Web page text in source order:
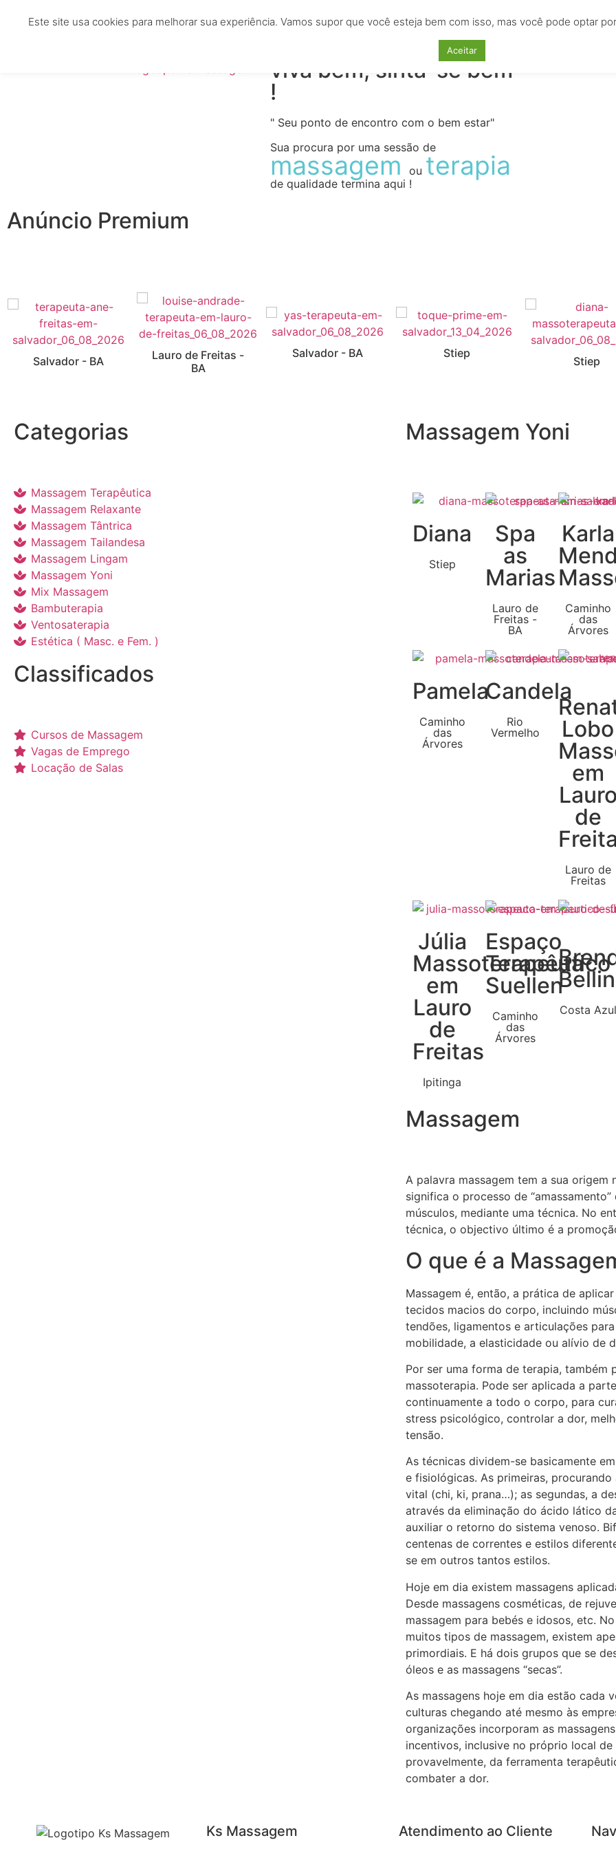
HOME TERAPEUTAS CLÍNICAS ESTÉTICAS EMPREGOS CURSOS LOCAÇÕES
viva bem, sinta-se bem
!
" Seu ponto de encontro com o bem estar"
Sua procura por uma sessão de
massagem ou terapia
de qualidade termina aqui !
Anúncio Premium
Salvador - BA
Lauro de Freitas -
BA
Salvador - BA Stiep
Stiep
Categorias
Massagem Terapêutica
Massagem Relaxante
Massagem Tântrica
Massagem Tailandesa
Massagem Lingam
Massagem Yoni
Mix Massagem
Bambuterapia
Ventosaterapia
Estética ( Masc. e Fem. )
Classificados
Cursos de Massagem
Vagas de Emprego
Locação de Salas
Massagem Yoni
Diana
Stiep
Spa
as
Marias
Lauro de
Freitas -
BA
Karla
Caminho
das
Árvores
Pamela
Caminho
das
Árvores
Candela
Rio
Vermelho
Lobo
em
Lauro
de
Lauro de
Freitas
Júlia
Massoterapeuta
em
Lauro
de
Freitas
Ipitinga
Espaço
Terapêutico
Suellen
Caminho
das
Árvores
Costa Azul
Massagem
A palavra massagem tem a sua origem
significa o processo de
músculos, mediante uma técnica. No
técnica, o objectivo último é a
O que é a
Massagem é, então, a prática de
tecidos macios do corpo, incluindo
tendões, ligamentos e articulações
mobilidade, a elasticidade ou alívio de
Por ser uma forma de terapia, também
massoterapia. Pode ser aplicada a
continuamente a todo o corpo, para
stress psicológico, controlar a dor,
tensão.
As técnicas dividem-se basicamente
e fisiológicas. As primeiras,
vital (chi, ki, prana…); as segundas, a
através da eliminação do ácido lático
auxiliar o retorno do sistema venoso.
centenas de correntes e estilos
se em outros tantos estilos.
Hoje em dia existem massagens
Desde massagens cosméticas, de
massagem para bebés e idosos, etc.
muitos tipos de massagem, existem
primordiais. E há dois grupos que se
óleos e as massagens “secas”.
As massagens hoje em dia estão cada
culturas chegando até mesmo às
organizações incorporam as
incentivos, inclusive no próprio local de
provavelmente, da ferramenta
combater a dor.
Ks Massagem Atendimento ao Cliente
Este site usa cookies para melhorar sua experiência. Vamos supor que você esteja bem com isso, mas você pode optar
Aceitar